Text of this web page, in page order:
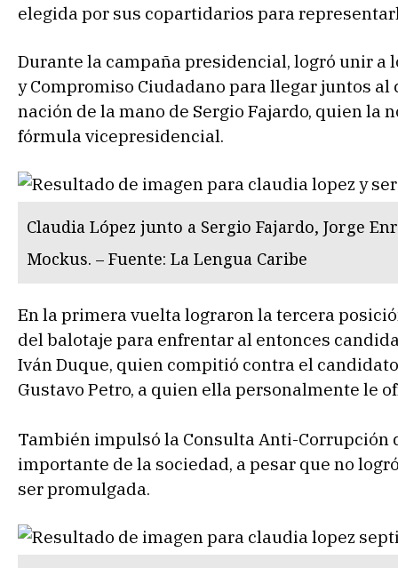
elegida por sus copartidarios para
Durante la campaña presidencial, logró unir a
y Compromiso Ciudadano para llegar juntos
nación de la mano de Sergio Fajardo, quien la
fórmula vicepresidencial.
Claudia López junto a Sergio Fajardo, Jorge
Mockus. – Fuente: La Lengua Caribe
En la primera vuelta lograron la tercera
del balotaje para enfrentar al entonces
Iván Duque, quien compitió contra el
Gustavo Petro, a quien ella personalmente le
También impulsó la Consulta Anti-Corrupción
importante de la sociedad, a pesar que no
ser promulgada.